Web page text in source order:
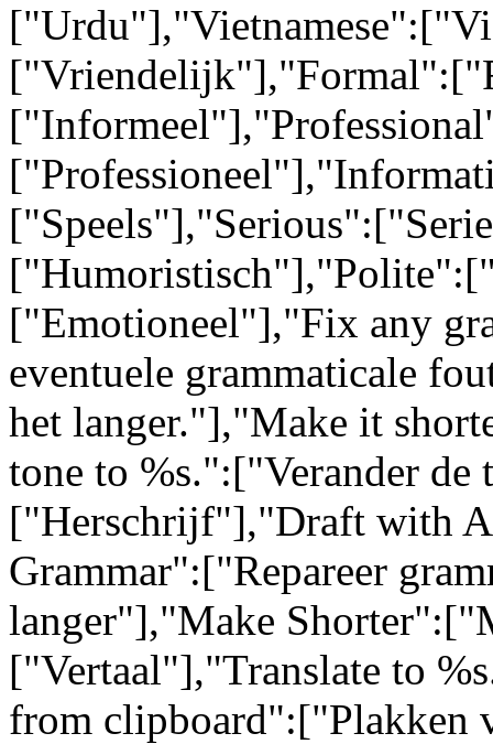
["Emotioneel"],"Fix any
eventuele grammaticale
het langer."],"Make it
tone to %s.":["Verander de
["Herschrijf"],"Draft with
Grammar":["Repareer
langer"],"Make
["Vertaal"],"Translate to
from clipboard":["Plakken